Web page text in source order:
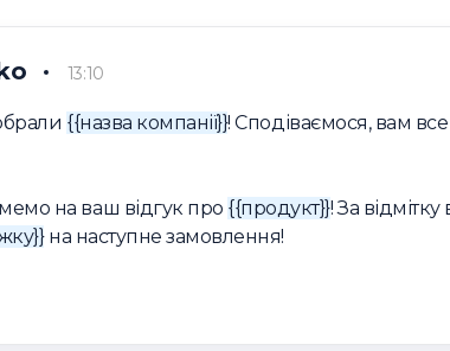
13:10
{{назва компанії}}! Сподіваємося, вам все
на ваш відгук про {{продукт}}! За відмітку
на наступне замовлення!